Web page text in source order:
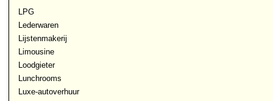
LPG
Lederwaren
Lijstenmakerij
Limousine
Loodgieter
Lunchrooms
Luxe-autoverhuur